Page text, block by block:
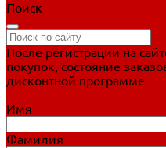
Поиск
После регистрации на
покупок, состояние
дисконтной программе
Имя
Фамилия